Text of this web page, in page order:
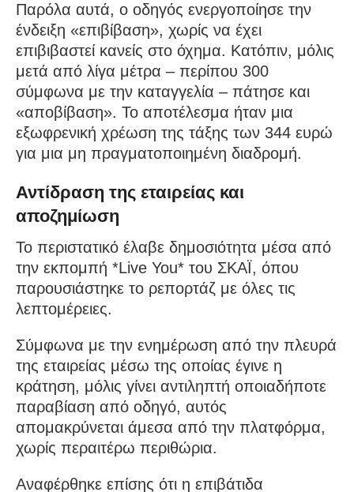
Παρόλα αυτά, ο οδηγός ενεργοποίησε την
ένδειξη «επιβίβαση», χωρίς να έχει
επιβιβαστεί κανείς στο όχημα. Κατόπιν, μόλις
μετά από λίγα μέτρα – περίπου 300
σύμφωνα με την καταγγελία – πάτησε και
«αποβίβαση». Το αποτέλεσμα ήταν μια
εξωφρενική χρέωση της τάξης των 344 ευρώ
για μια μη πραγματοποιημένη διαδρομή.
Αντίδραση της εταιρείας και
αποζημίωση
Το περιστατικό έλαβε δημοσιότητα μέσα από
την εκπομπή *Live You* του ΣΚΑΪ, όπου
παρουσιάστηκε το ρεπορτάζ με όλες τις
λεπτομέρειες.
Σύμφωνα με την ενημέρωση από την πλευρά
της εταιρείας μέσω της οποίας έγινε η
κράτηση, μόλις γίνει αντιληπτή οποιαδήποτε
παραβίαση από οδηγό, αυτός
απομακρύνεται άμεσα από την πλατφόρμα,
χωρίς περαιτέρω περιθώρια.
Αναφέρθηκε επίσης ότι η επιβάτιδα